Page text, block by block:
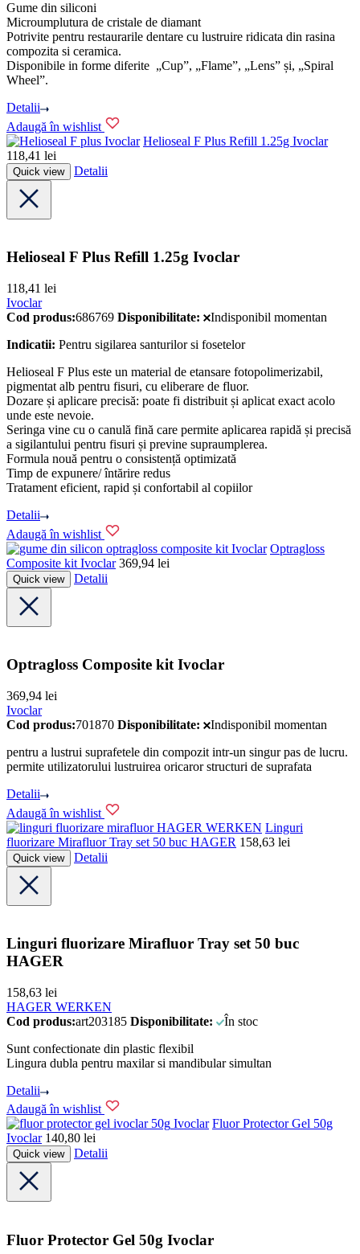
Gume din siliconi
Microumplutura de cristale de diamant
Potrivite pentru restaurarile dentare cu lustruire ridicata din rasina
compozita si ceramica.
Disponibile in forme diferite „Cup”, „Flame”, „Lens” și, „Spiral
Wheel”.
Detalii
Adaugă în wishlist
Ivoclar Helioseal F Plus Refill 1.25g Ivoclar
118,41 lei
Quick view Detalii
Helioseal F Plus Refill 1.25g Ivoclar
118,41 lei
Ivoclar
Cod produs:686769 Disponibilitate:
Indisponibil momentan
Indicatii: Pentru sigilarea santurilor si fosetelor
Helioseal F Plus este un material de etansare fotopolimerizabil,
pigmentat alb pentru fisuri, cu eliberare de fluor.
Dozare și aplicare precisă: poate fi distribuit și aplicat exact acolo
unde este nevoie.
Seringa vine cu o canulă fină care permite aplicarea rapidă și precisă
a sigilantului pentru fisuri și previne supraumplerea.
Formula nouă pentru o consistență optimizată
Timp de expunere/ întărire redus
Tratament eficient, rapid și confortabil al copiilor
Detalii
Adaugă în wishlist
Ivoclar Optragloss
Composite kit Ivoclar 369,94 lei
Quick view Detalii
Optragloss Composite kit Ivoclar
369,94 lei
Ivoclar
Cod produs:701870 Disponibilitate:
Indisponibil momentan
pentru a lustrui suprafetele din compozit intr-un singur pas de lucru.
permite utilizatorului lustruirea oricaror structuri de suprafata
Detalii
Adaugă în wishlist
HAGER WERKEN Linguri
fluorizare Mirafluor Tray set 50 buc HAGER 158,63 lei
Quick view Detalii
Linguri fluorizare Mirafluor Tray set 50 buc
HAGER
158,63 lei
HAGER WERKEN
Cod produs:art203185 Disponibilitate:
În stoc
Sunt confectionate din plastic flexibil
Lingura dubla pentru maxilar si mandibular simultan
Detalii
Adaugă în wishlist
Ivoclar Fluor Protector Gel 50g
Ivoclar 140,80 lei
Quick view Detalii
Fluor Protector Gel 50g Ivoclar